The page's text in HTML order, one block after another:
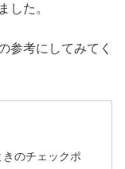
した。
参考にしてみてく
のチェックポ